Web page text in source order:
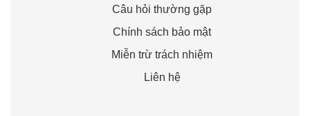
Câu hỏi thường gặp
Chính sách bảo mật
Miễn trừ trách nhiệm
Liên hệ